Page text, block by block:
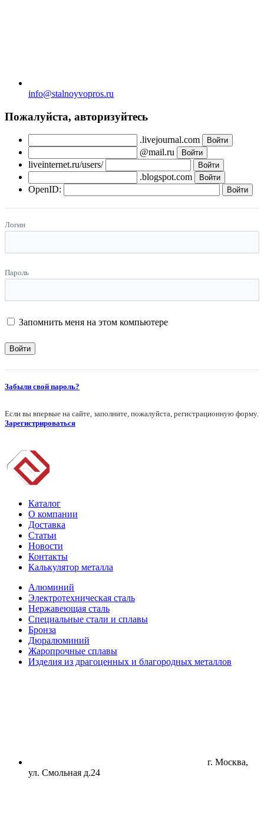
info@stalnoyvopros.ru
Пожалуйста, авторизуйтесь
.livejournal.com
@mail.ru
liveinternet.ru/users/
.blogspot.com
OpenID:
Логин
Пароль
Запомнить меня на этом компьютере
Забыли свой пароль?
Если вы впервые на сайте, заполните, пожалуйста, регистрационную форму.
Зарегистрироваться
Каталог
О компании
Доставка
Статьи
Новости
Контакты
Калькулятор металла
Алюминий
Электротехническая сталь
Нержавеющая сталь
Специальные стали и сплавы
Бронза
Дюралюминий
Жаропрочные сплавы
Изделия из драгоценных и благородных металлов
г. Москва,
ул. Смольная д.24